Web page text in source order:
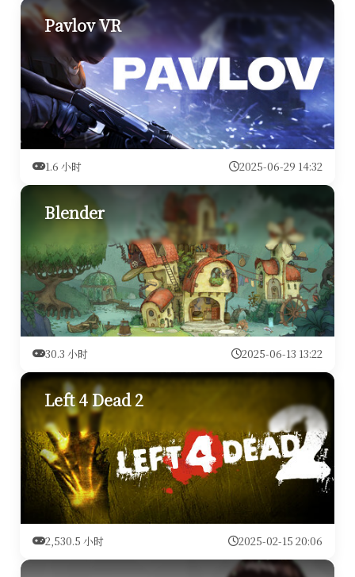
Pavlov VR
1.6 小时 2025-06-29 14:32
Blender
30.3 小时 2025-06-13 13:22
Left 4 Dead 2
2,530.5 小时 2025-02-15 20:06